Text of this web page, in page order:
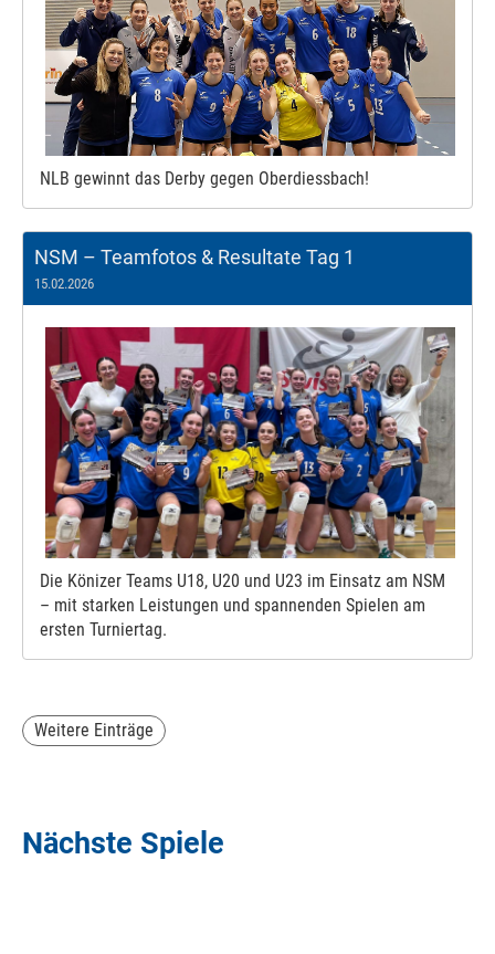
NLB gewinnt das Derby gegen Oberdiessbach!
NSM – Teamfotos & Resultate Tag 1
15.02.2026
Die Könizer Teams U18, U20 und U23 im Einsatz am NSM
– mit starken Leistungen und spannenden Spielen am
ersten Turniertag.
Weitere Einträge
Nächste Spiele